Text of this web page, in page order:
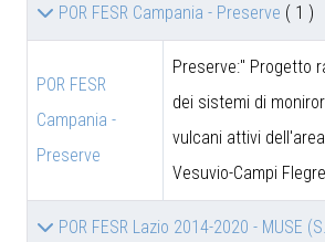
POR FESR Campania - Preserve ( 1 )
POR FESR
Campania -
Preserve
Preserve:" Progetto
dei sistemi di
vulcani attivi
Vesuvio-Campi
POR FESR Lazio 2014-2020 - MUSE